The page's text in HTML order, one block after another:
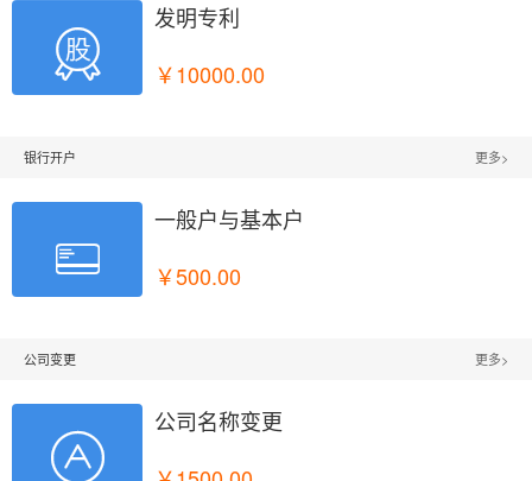

发明专利
￥10000.00
银行开户 更多>

一般户与基本户
￥500.00
公司变更 更多>

公司名称变更